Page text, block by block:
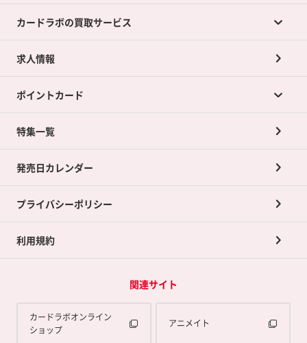
カードラボの買取サービス
カードラボの買取サービスTOP
店舗買取について
ネット買取について
買取承諾書について
求人情報
ポイントカード
ポイントカードTOP
ポイント交換景品
特集一覧
発売日カレンダー
プライバシーポリシー
利用規約
関連サイト
カードラボオンライン
ショップ
アニメイト